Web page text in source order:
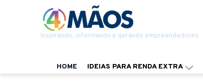
Inspirando, informando e gerando empreendedores
HOME IDEIAS PARA RENDA EXTRA